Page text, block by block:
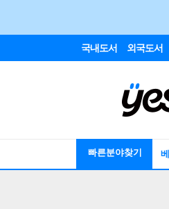
국내도서 외국도서
빠른분야찾기